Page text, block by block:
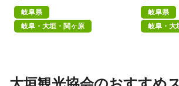
岐阜県
岐阜・大垣・関ヶ原
岐阜県
岐阜・大